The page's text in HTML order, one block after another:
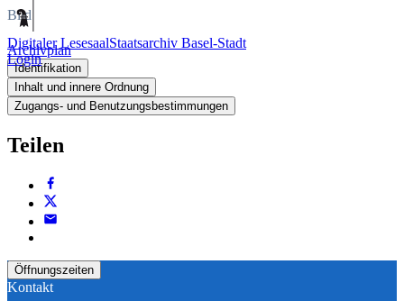
Digitaler LesesaalStaatsarchiv Basel-Stadt
Login
Bild
Archivplan
Identifikation
Inhalt und innere Ordnung
Zugangs- und Benutzungsbestimmungen
Teilen
Öffnungszeiten
Kontakt